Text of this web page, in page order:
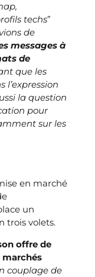
techs”
de
messages à
de
que les
l’expression
la question
pour
sur les
en marché
un
trois volets.
offre de
couplage de